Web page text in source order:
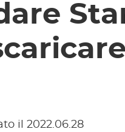
il 2022.06.28